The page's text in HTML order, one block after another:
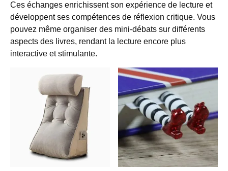
Ces échanges enrichissent son expérience de lecture et
développent ses compétences de réflexion critique. Vous
pouvez même organiser des mini-débats sur différents
aspects des livres, rendant la lecture encore plus
interactive et stimulante.